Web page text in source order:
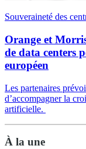
Souveraineté des
Orange et
de data centers
européen
Les partenaires
d’accompagner la
artificielle.
À la une